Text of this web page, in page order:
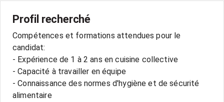
Profil recherché
Compétences et formations attendues pour le
candidat:
- Expérience de 1 à 2 ans en cuisine collective
- Capacité à travailler en équipe
- Connaissance des normes d'hygiène et de sécurité
alimentaire